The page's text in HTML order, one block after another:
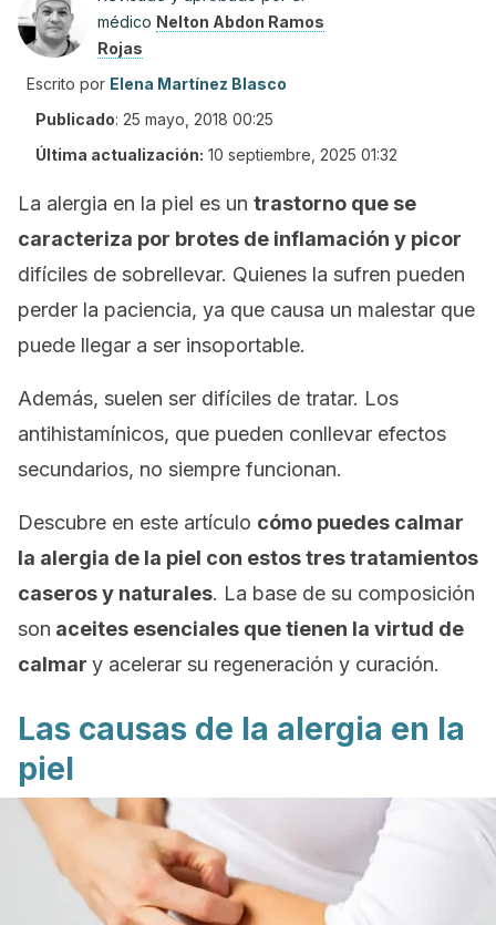
médico Nelton Abdon Ramos
Rojas
Escrito por Elena Martínez Blasco
Publicado: 25 mayo, 2018 00:25
Última actualización: 10 septiembre, 2025 01:32
La alergia en la piel es un trastorno que se
caracteriza por brotes de inflamación y picor
difíciles de sobrellevar. Quienes la sufren pueden
perder la paciencia, ya que causa un malestar que
puede llegar a ser insoportable.
Además, suelen ser difíciles de tratar. Los
antihistamínicos, que pueden conllevar efectos
secundarios, no siempre funcionan.
Descubre en este artículo cómo puedes calmar
la alergia de la piel con estos tres tratamientos
caseros y naturales. La base de su composición
son aceites esenciales que tienen la virtud de
calmar y acelerar su regeneración y curación.
Las causas de la alergia en la
piel